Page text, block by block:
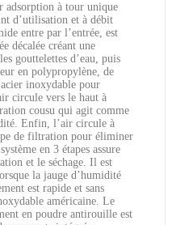
adsorption à tour unique
d’utilisation et à débit
entre par l’entrée, est
décalée créant une
gouttelettes d’eau, puis
en polypropylène, de
inoxydable pour
circule vers le haut à
cousu qui agit comme
Enfin, l’air circule à
de filtration pour éliminer
en 3 étapes assure
et le séchage. Il est
la jauge d’humidité
est rapide et sans
américaine. Le
en poudre antirouille est